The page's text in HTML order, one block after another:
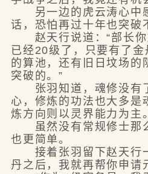
另一边的虎云涛心中
话，恐怕再过十年也突破
赵天行说道：“部长你
已经20级了，只要有了
的算池，还有旧日坟场的
突破的。”
张羽知道，魂修没有
心，修炼的功法也大多是
炼方向则以灵界能力为主。
虽然没有常规修士那
也更简单。
接着张羽留下赵天行
丹之后，我就再帮你申请